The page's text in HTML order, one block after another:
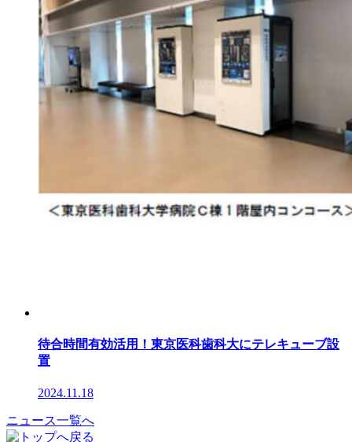
待合時間有効活用！東京医科歯科大にテレキューブ設
置
2024.11.18
ニュース一覧へ